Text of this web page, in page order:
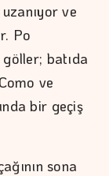
ve
Po
göller; batıda
ve
bir geçiş
sona